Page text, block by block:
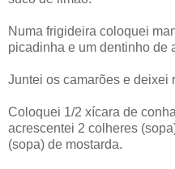
Numa frigideira coloquei
picadinha e um dentinho de
Juntei os camarões e deixei
Coloquei 1/2 xícara de
acrescentei 2 colheres
(sopa) de mostarda.